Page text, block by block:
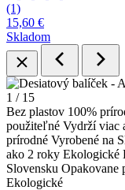
(1)
15,60 €
Skladom
1 / 15
Bez plastov 100%
použiteľné Vydrží viac
prírodné Vyrobené na
ako 2 roky Ekologické
Slovensku Opakovane
Ekologické